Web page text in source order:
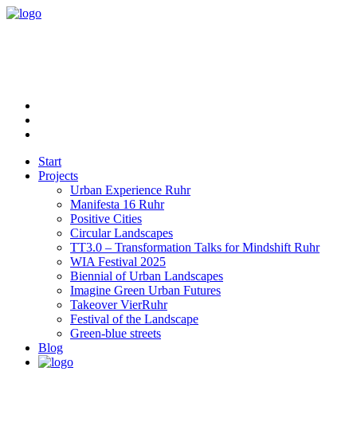
Start
Projects
Urban Experience Ruhr
Manifesta 16 Ruhr
Positive Cities
Circular Landscapes
TT3.0 – Transformation Talks for Mindshift Ruhr
WIA Festival 2025
Biennial of Urban Landscapes
Imagine Green Urban Futures
Takeover VierRuhr
Festival of the Landscape
Green-blue streets
Blog